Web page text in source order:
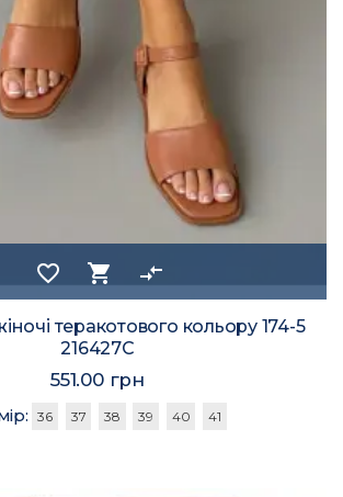
favorite_border shopping_cart compare_arrows
теракотового кольору 174-5
216427C
551.00 грн
36 37 38 39 40 41